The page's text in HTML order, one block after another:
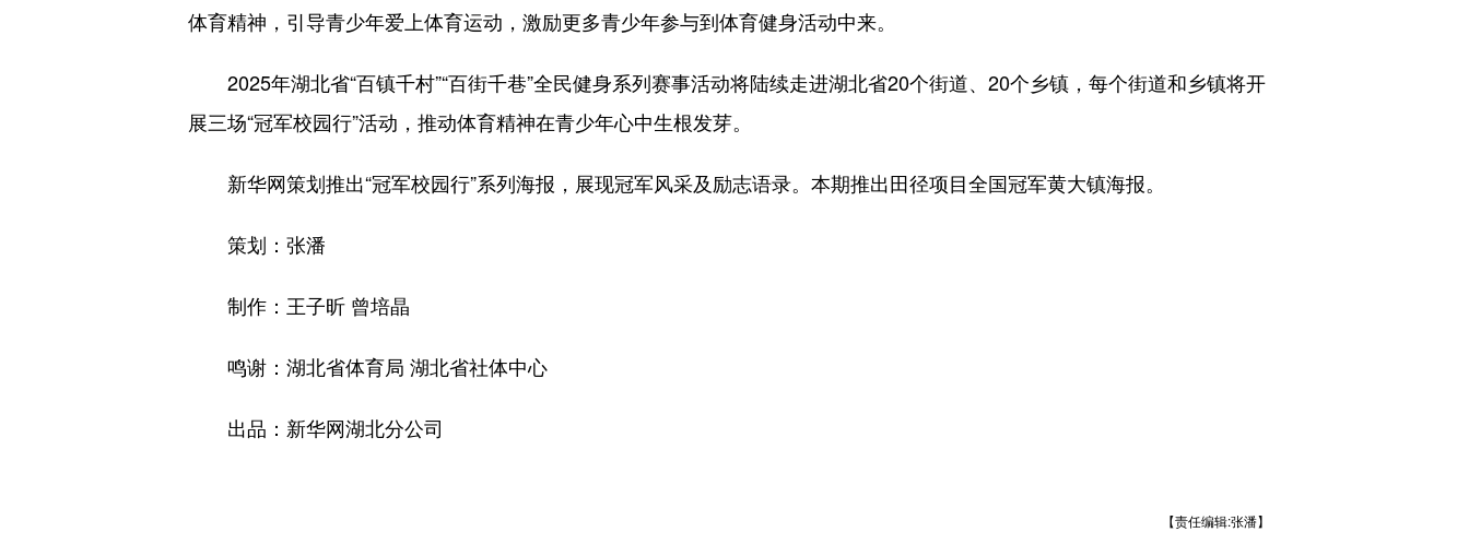
体育精神，引导青少年爱上体育运动，激励更多青少年参与到体育健身活动中来。
2025年湖北省“百镇千村”“百街千巷”全民健身系列赛事活动将陆续走进湖北省20个街道、20个乡镇，每个街道和乡镇将开
展三场“冠军校园行”活动，推动体育精神在青少年心中生根发芽。
新华网策划推出“冠军校园行”系列海报，展现冠军风采及励志语录。本期推出田径项目全国冠军黄大镇海报。
策划：张潘
制作：王子昕 曾培晶
鸣谢：湖北省体育局 湖北省社体中心
出品：新华网湖北分公司
【责任编辑:张潘】